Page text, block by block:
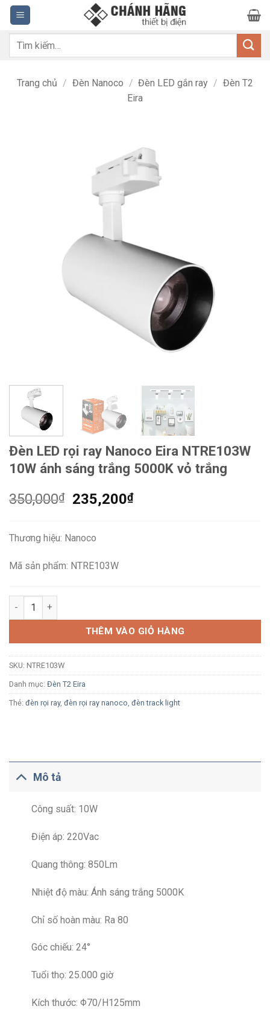
Bỏ
qua
nội
dung
Tìm
Trang chủ / Đèn Nanoco / Đèn LED gắn ray / Đèn T2
Eira
Đèn LED rọi ray Nanoco Eira NTRE103W
10W ánh sáng trắng 5000K vỏ trắng
350,000₫
Giá
350,000₫.
235,200₫Giá
Thương hiệu: Nanoco
Mã sản phẩm: NTRE103W
Đèn LED rọi ray Nanoco Eira NTRE103W 10W ánh sáng trắng
THÊM VÀO GIỎ HÀNG
SKU: NTRE103W
Danh mục: Đèn T2 Eira
Thẻ: đèn rọi ray, đèn rọi ray nanoco đèn track light
Mô tả
Công suất: 10W
Điện áp: 220Vac
Quang thông: 850Lm
Nhiệt độ màu: Ánh sáng trắng 5000K
Chỉ số hoàn màu: Ra 80
Góc chiếu: 24°
Tuổi thọ: 25.000 giờ
Kích thước: Φ70/H125mm